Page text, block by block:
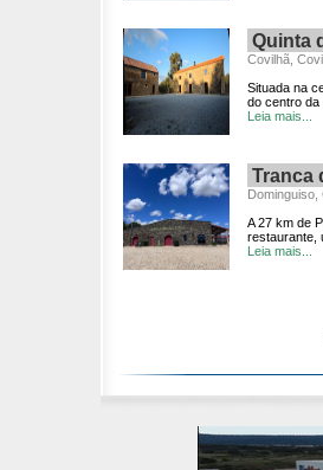
Quinta
Covilhã,
Situada na
do centro da
Leia mais...
Tranca
Dominguiso,
A 27 km de
restaurante,
Leia mais...